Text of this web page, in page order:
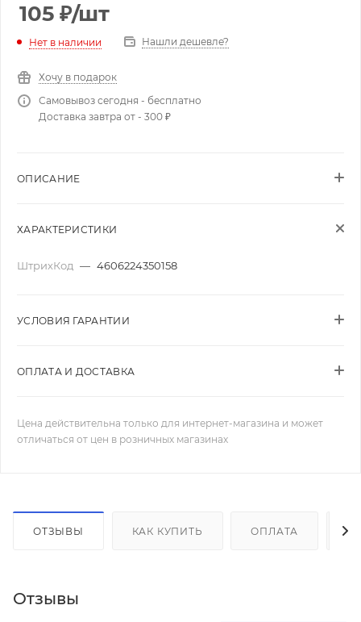
105 ₽/шт
Нет в наличии Нашли дешевле?
Хочу в подарок
Самовывоз сегодня - бесплатно
Доставка завтра от - 300 ₽
ОПИСАНИЕ
ХАРАКТЕРИСТИКИ
ШтрихКод — 4606224350158
УСЛОВИЯ ГАРАНТИИ
ОПЛАТА И ДОСТАВКА
Цена действительна только для интернет-магазина и может
отличаться от цен в розничных магазинах
ОТЗЫВЫ КАК КУПИТЬ ОПЛАТА
Отзывы